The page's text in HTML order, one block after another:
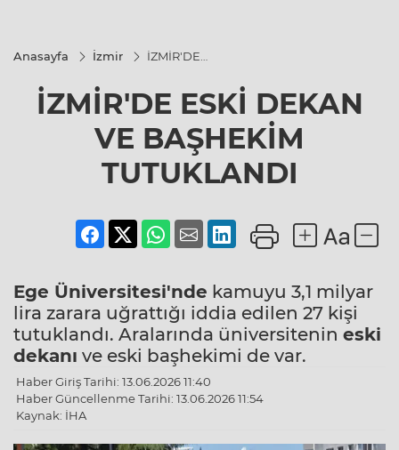
Anasayfa İzmir
İZMİR'DE
BAŞHEKİM
TUTUKLANDI
İZMİR'DE ESKİ DEKAN
VE BAŞHEKİM
TUTUKLANDI
Ege Üniversitesi'nde kamuyu 3,1 milyar
lira zarara uğrattığı iddia edilen 27 kişi
tutuklandı. Aralarında üniversitenin eski
dekanı ve eski başhekimi de var.
Haber Giriş Tarihi: 13.06.2026 11:40
Haber Güncellenme Tarihi: 13.06.2026 11:54
Kaynak: İHA